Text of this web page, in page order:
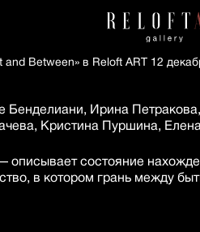
and Between» в Reloft ART 12
Бенделиани, Ирина
Кристина Пуршина,
описывает состояние
в котором грань между